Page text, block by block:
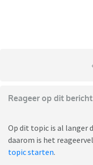
Reageer op dit bericht
Op dit topic is al langer
daarom is het
topic starten.